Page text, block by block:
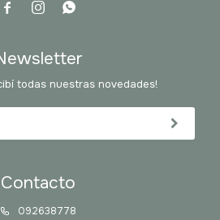
  
Contacto
092638778
todas nuestras novedades!